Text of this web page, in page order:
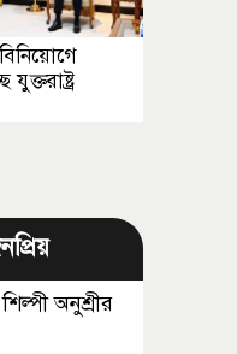
যুক্তরাষ্ট্র
শিল্পী অনুশ্রীর